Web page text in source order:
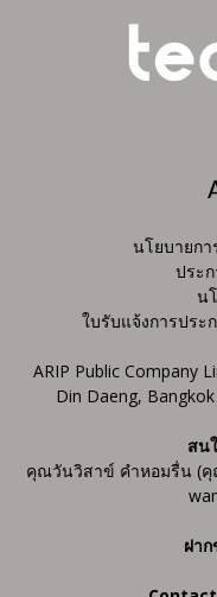
นโยบายก
ประ
น
ใบรับแจ้งการปร
ARIP Public Company
Din Daeng,
สน
คุณวันวิสาข์ คำหอมรื่น (คุ
ฝา